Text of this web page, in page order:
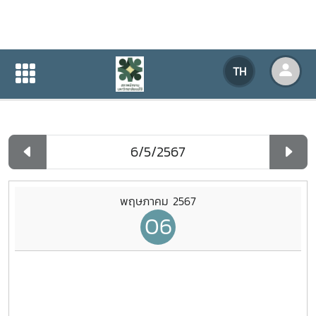
TH
ปฏิทินกิจกรรมของหน่วยงาน
ปฏิทินกิจกรรมของหน่วยงาน
พฤษภาคม 2567
06